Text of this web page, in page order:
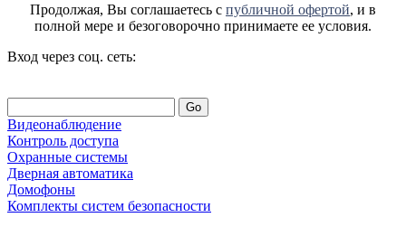
Продолжая, Вы соглашаетесь с публичной офертой, и в
полной мере и безоговорочно принимаете ее условия.
Вход через соц. сеть:
Go
Видеонаблюдение
Контроль доступа
Охранные системы
Дверная автоматика
Домофоны
Комплекты систем безопасности